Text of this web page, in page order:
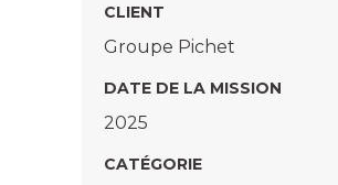
CLIENT
Groupe Pichet
DATE DE LA MISSION
2025
CATÉGORIE